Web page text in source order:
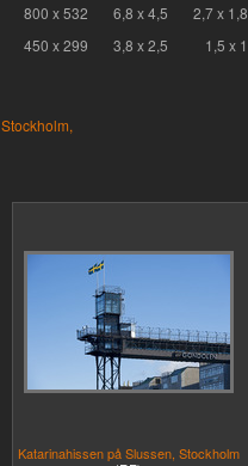
800 x 532 6,8 x 4,5 2,7 x 1,8
450 x 299 3,8 x 2,5 1,5 x 1
Stockholm,
Katarinahissen på Slussen, Stockholm